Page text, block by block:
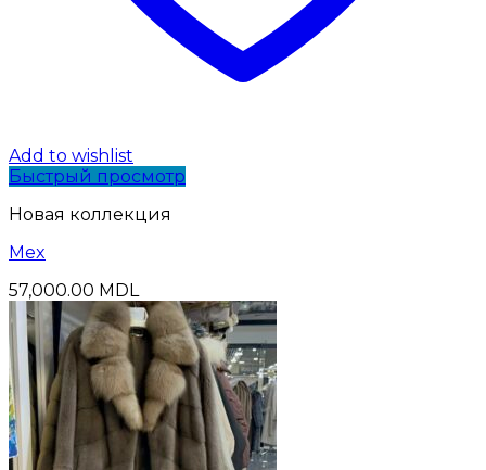
Add to wishlist
Быстрый просмотр
Новая коллекция
Mex
57,000.00 MDL